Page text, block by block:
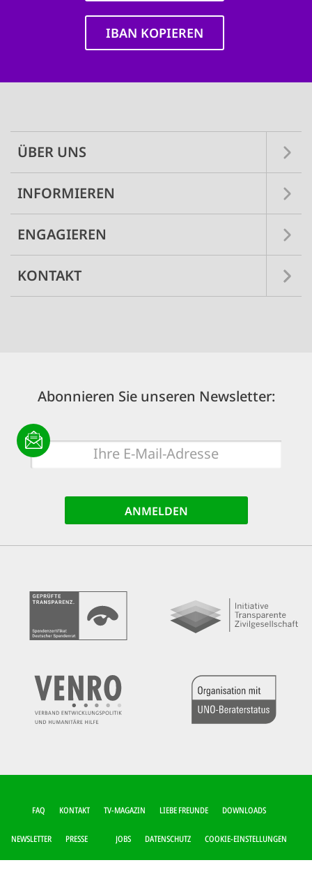
IBAN KOPIEREN
ÜBER UNS
INFORMIEREN
ENGAGIEREN
KONTAKT
Abonnieren Sie unseren Newsletter:
E-
Mail
FUSSZEILEN-M
FAQ KONTAKT TV-MAGAZIN LIEBE FREUNDE DOWNLOADS
NEWSLETTER PRESSE JOBS DATENSCHUTZ COOKIE-EINSTELLUNGEN